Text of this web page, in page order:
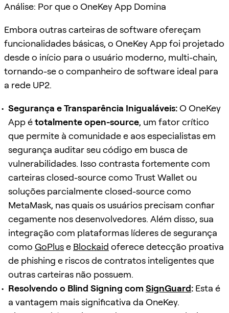
Análise: Por que o OneKey App Domina
Embora outras carteiras de software ofereçam
funcionalidades básicas, o OneKey App foi projetado
desde o início para o usuário moderno, multi-chain,
tornando-se o companheiro de software ideal para
a rede UP2.
Segurança e Transparência Inigualáveis:O OneKey
App étotalmente open-source, um fator crítico
que permite à comunidade e aos especialistas em
segurança auditar seu código em busca de
vulnerabilidades. Isso contrasta fortemente com
carteiras closed-source como Trust Wallet ou
soluções parcialmente closed-source como
MetaMask, nas quais os usuários precisam confiar
cegamente nos desenvolvedores. Além disso, sua
integração com plataformas líderes de segurança
como GoPluse Blockaid oferece detecção proativa
de phishing e riscos de contratos inteligentes que
outras carteiras não possuem.
Resolvendo o Blind Signing com SignGuard: Esta é
a vantagem mais significativa da OneKey.